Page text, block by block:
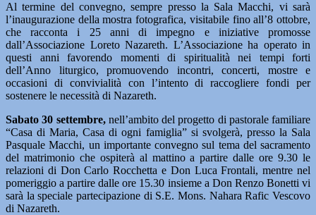
Al termine del convegno, sempre presso la Sala Macchi, vi sarà
l’inaugurazione della mostra fotografica, visitabile fino all’8 ottobre,
che racconta i 25 anni di impegno e iniziative promosse
dall’Associazione Loreto Nazareth. L’Associazione ha operato in
questi anni favorendo momenti di spiritualità nei tempi forti
dell’Anno liturgico, promuovendo incontri, concerti, mostre e
occasioni di convivialità con l’intento di raccogliere fondi per
sostenere le necessità di Nazareth.
Sabato 30 settembre,nell’ambito del progetto di pastorale familiare
“Casa di Maria, Casa di ogni famiglia” si svolgerà, presso la Sala
Pasquale Macchi, un importante convegno sul tema del sacramento
del matrimonio che ospiterà al mattino a partire dalle ore 9.30 le
relazioni di Don Carlo Rocchetta e Don Luca Frontali, mentre nel
pomeriggio a partire dalle ore 15.30 insieme a Don Renzo Bonetti vi
sarà la speciale partecipazione di S.E. Mons. Nahara Rafic Vescovo
di Nazareth.